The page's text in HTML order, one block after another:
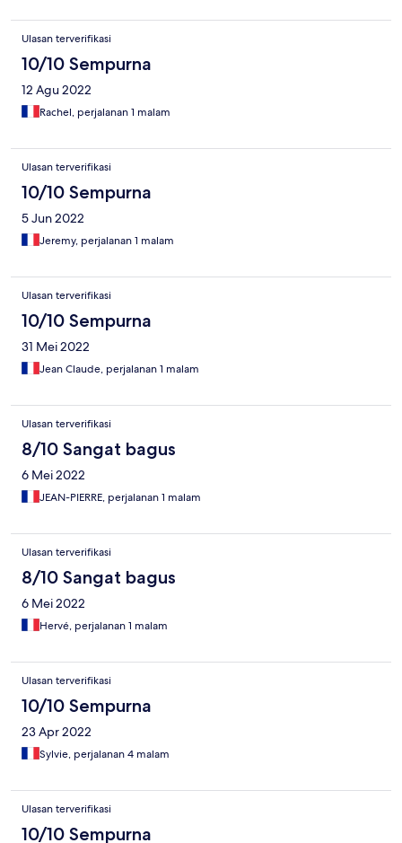
Ulasan terverifikasi
10/10 Sempurna
12 Agu 2022
Rachel, perjalanan 1 malam
Ulasan terverifikasi
10/10 Sempurna
5 Jun 2022
Jeremy, perjalanan 1 malam
Ulasan terverifikasi
10/10 Sempurna
31 Mei 2022
Jean Claude, perjalanan 1 malam
Ulasan terverifikasi
8/10 Sangat bagus
6 Mei 2022
JEAN-PIERRE, perjalanan 1 malam
Ulasan terverifikasi
8/10 Sangat bagus
6 Mei 2022
Hervé, perjalanan 1 malam
Ulasan terverifikasi
10/10 Sempurna
23 Apr 2022
Sylvie, perjalanan 4 malam
Ulasan terverifikasi
10/10 Sempurna